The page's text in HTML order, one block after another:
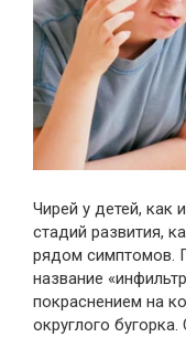
Чирей у детей, как
стадий развития,
рядом симптомов.
название
покраснением на
округлого